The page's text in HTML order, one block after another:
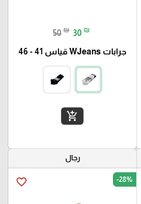
50 ₪ 30 ₪
جرابات WJeans قياس 41 - 46
add_shopping_cart
رجال
favorite_border -28%